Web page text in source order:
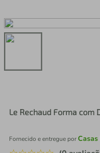
Le Rechaud Forma com
Fornecido e entregue por
3º